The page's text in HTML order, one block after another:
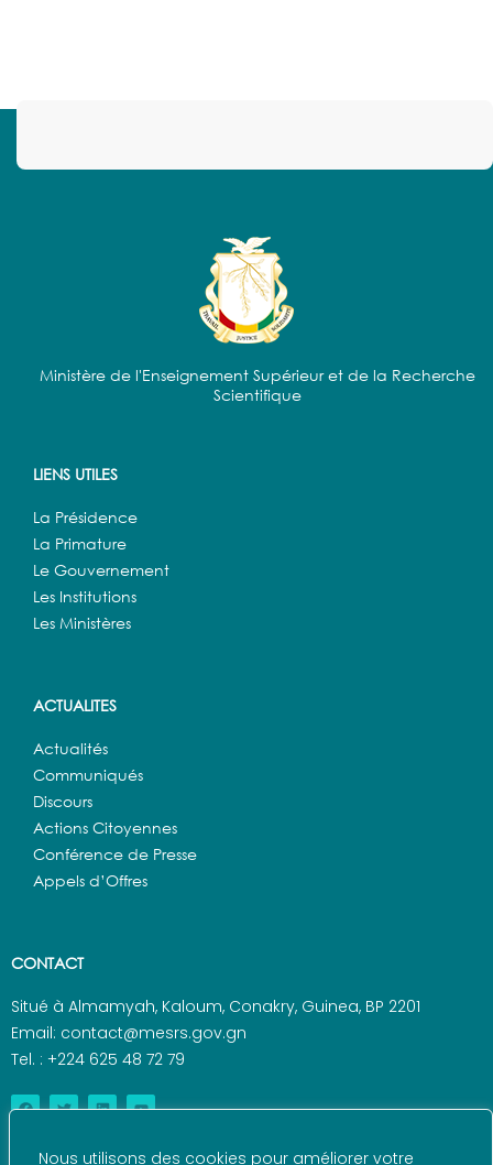
Nous utilisons des cookies pour améliorer votre
Ministère de l'Enseignement Supérieur et de la Recherche
Scientifique
LIENS UTILES
La Présidence
La Primature
Le Gouvernement
Les Institutions
Les Ministères
ACTUALITES
Actualités
Communiqués
Discours
Actions Citoyennes
Conférence de Presse
Appels d’Offres
CONTACT
Situé à Almamyah, Kaloum, Conakry, Guinea, BP 2201
Email: contact@mesrs.gov.gn
Tel. : +224 625 48 72 79